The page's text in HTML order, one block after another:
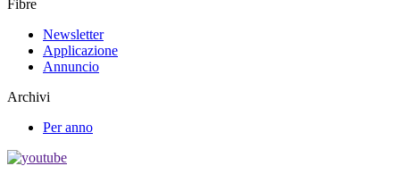
Fibre
Newsletter
Applicazione
Annuncio
Archivi
Per anno